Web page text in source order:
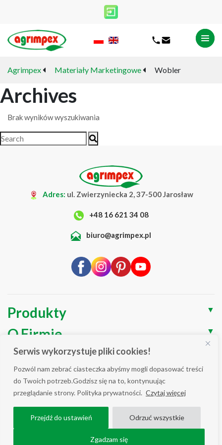
Serwis wykorzystuje pliki cookies!
Pozwól nam zebrać ciasteczka abyśmy mogli dopasować treści
do Twoich potrzeb.Godzisz się na to, kontynuując
przeglądanie strony. Polityka prywatności. Czytaj więcej
Przejdź do ustawień Odrzuć wszystkie
Zgadzam się
Agrimpex Materiały Marketingowe Wobler
Archives
Brak wyników wyszukiwania
Adres: ul. Zwierzyniecka 2, 37-500 Jarosław
+48 16 621 34 08
biuro@agrimpex.pl
Produkty ▼
O Firmie ▼
Blog
Wsparcie
WSZELKIE PRAWA ZASTRZEŻONE AGRIMPEX © 2025
COPYRIGHT ALL RIGHT RESERVED.